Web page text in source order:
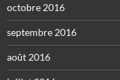
octobre 2016
septembre 2016
août 2016